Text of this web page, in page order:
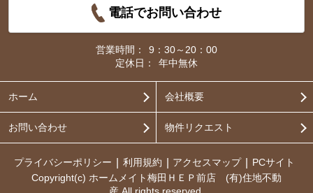
電話でお問い合わせ
営業時間：
9：30～20：00
定休日：
年中無休
ホーム 会社概要
お問い合わせ 物件リクエスト
プライバシーポリシー 利用規約 アクセスマップ
PCサイト
Copyright(c) ホームメイト梅田ＨＥＰ前店 (有)住地不動